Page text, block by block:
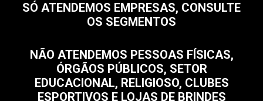
SÓ ATENDEMOS EMPRESAS, CONSULTE
OS SEGMENTOS
NÃO ATENDEMOS PESSOAS FÍSICAS,
ÓRGÃOS PÚBLICOS, SETOR
EDUCACIONAL, RELIGIOSO, CLUBES
ESPORTIVOS E LOJAS DE BRINDES